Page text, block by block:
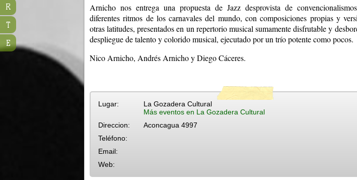
Arnicho nos entrega una propuesta de Jazz desprovista de
diferentes ritmos de los carnavales del mundo, con composiciones propias y
otras latitudes, presentados en un repertorio musical sumamente disfrutable y
despliegue de talento y colorido musical, ejecutado por un trío potente como pocos.
Nico Arnicho, Andrés Arnicho y Diego Cáceres.
Lugar:
La Gozadera Cultural
Más eventos en La Gozadera Cultural
Direccion:
Aconcagua 4997
Teléfono:
Email:
Web:
R
T
E